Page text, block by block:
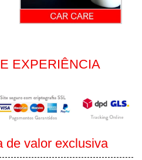
EXPERIÊNCIA
de valor exclusiva